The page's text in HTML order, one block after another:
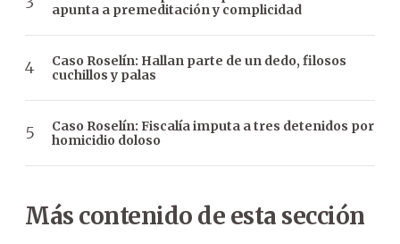
apunta a premeditación y complicidad
Caso Roselín: Hallan parte de un dedo, filosos
cuchillos y palas
Caso Roselín: Fiscalía imputa a tres detenidos por
homicidio doloso
Más contenido de esta sección